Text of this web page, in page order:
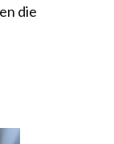
die